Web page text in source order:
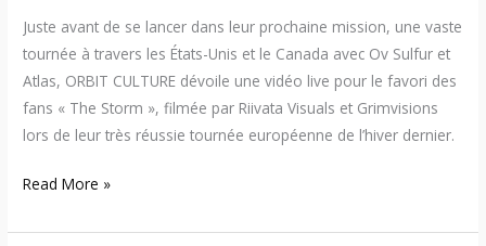
Juste avant de se lancer dans leur prochaine mission, une vaste
tournée à travers les États-Unis et le Canada avec Ov Sulfur et
Atlas, ORBIT CULTURE dévoile une vidéo live pour le favori des
fans « The Storm », filmée par Riivata Visuals et Grimvisions
lors de leur très réussie tournée européenne de l’hiver dernier.
Read More »